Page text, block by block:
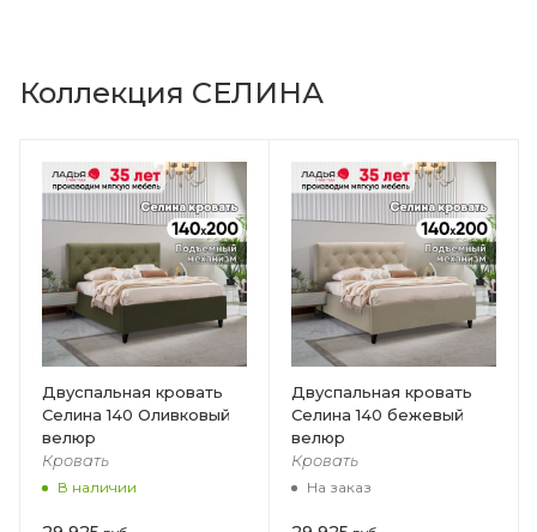
Коллекция СЕЛИНА
Двуспальная кровать
Селина 140 Оливковый
велюр
Кровать
В наличии
Двуспальная кровать
Селина 140 бежевый
велюр
Кровать
На заказ